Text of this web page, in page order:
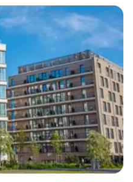
pour bien choisir
ton achat :
:terrasses,loggias,
quand disponibles. Ça
et à la revente.
RE2020: confort
meilleure valeur
un bonniveau
performants.
Envibus, accèsA8et
. Plus c'est pratique,